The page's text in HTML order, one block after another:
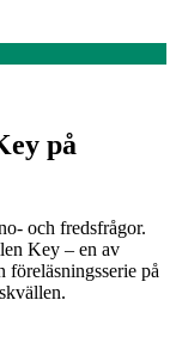
på
och fredsfrågor.
Key – en av
föreläsningsserie på